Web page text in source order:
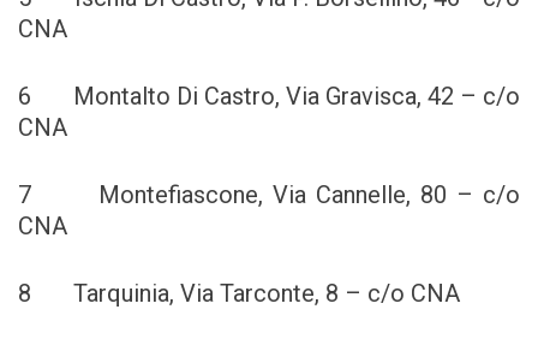
CNA
6 Montalto Di Castro, Via Gravisca, 42 – c/o
CNA
7 Montefiascone, Via Cannelle, 80 – c/o
CNA
8 Tarquinia, Via Tarconte, 8 – c/o CNA